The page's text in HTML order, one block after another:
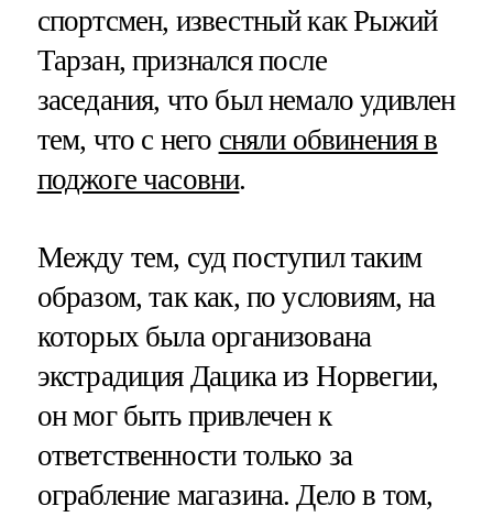
спортсмен, известный как Рыжий
Тарзан, признался после
заседания, что был немало удивлен
тем, что с него сняли обвинения в
поджоге часовни.
Между тем, суд поступил таким
образом, так как, по условиям, на
которых была организована
экстрадиция Дацика из Норвегии,
он мог быть привлечен к
ответственности только за
ограбление магазина. Дело в том,